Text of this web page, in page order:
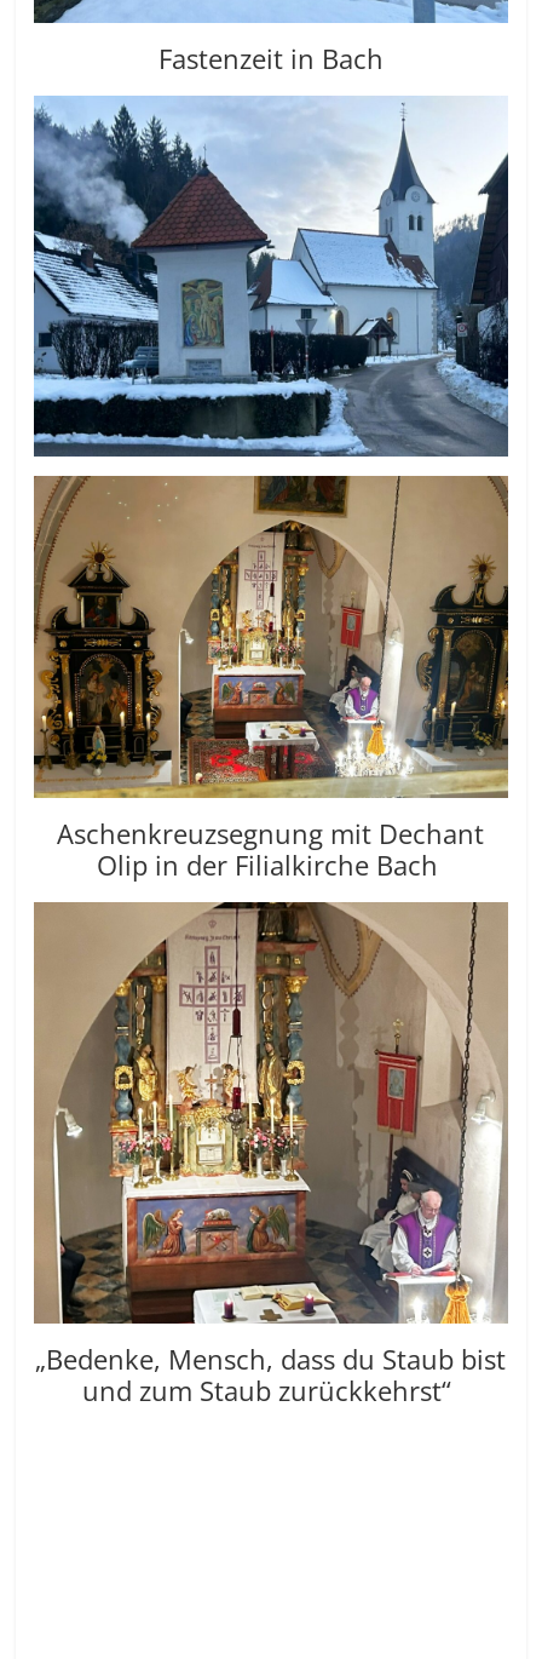
Fastenzeit in Bach
Aschenkreuzsegnung mit Dechant
Olip in der Filialkirche Bach
„Bedenke, Mensch, dass du Staub bist
und zum Staub zurückkehrst“